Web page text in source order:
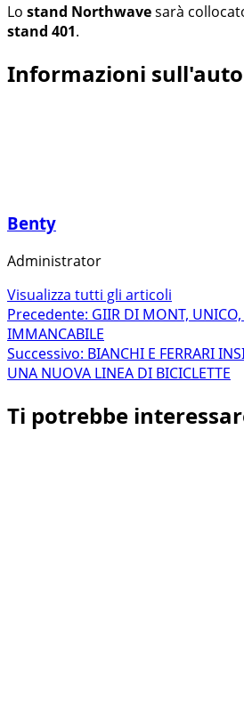
Lo stand Northwavesarà
stand 401.
Informazioni
Benty
Administrator
Visualizza tutti gli articoli
Navigazione
articolo
Precedente: GIIR DI MONT, UNICO,
IMMANCABILE
Successivo: BIANCHI E FERRARI
UNA NUOVA LINEA DI BICICLETTE
Ti potrebbe